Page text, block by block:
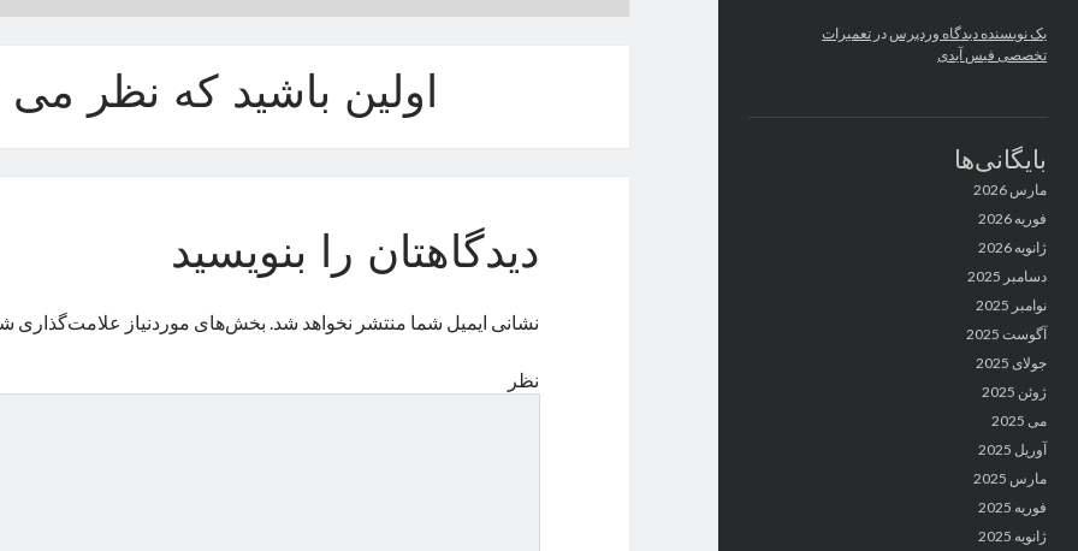
یک نویسنده دیدگاه وردپرس در تعمیرات
تخصصی فیس آیدی
بایگانی‌ها
مارس 2026
فوریه 2026
ژانویه 2026
دسامبر 2025
نوامبر 2025
آگوست 2025
جولای 2025
ژوئن 2025
می 2025
آوریل 2025
مارس 2025
فوریه 2025
ژانویه 2025
اولین باشید که نظر می
دیدگاهتان را بنویسید
نشانی ایمیل شما منتشر نخواهد شد. بخش‌های موردنیاز علامت‌گذاری
نظر